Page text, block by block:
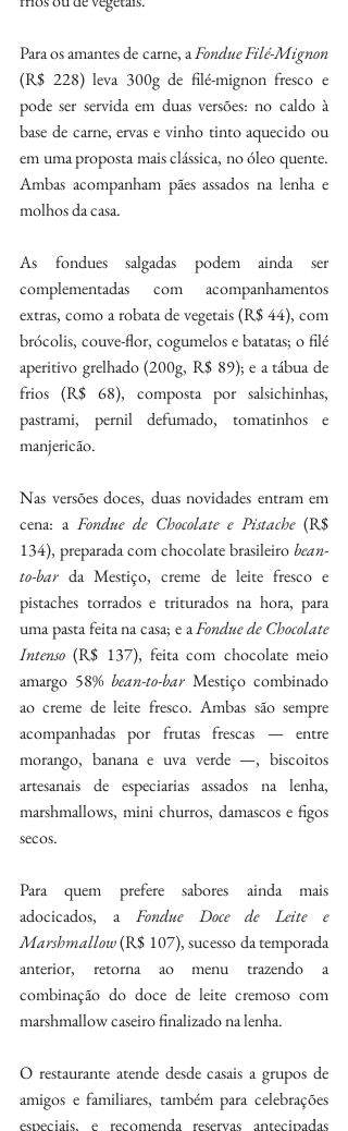
Para os amantes de carne, a Fondue Filé-Mignon
(R$ 228) leva 300g de filé-mignon fresco e
pode ser servida em duas versões: no caldo à
base de carne, ervas e vinho tinto aquecido ou
em uma proposta mais clássica, no óleo quente.
Ambas acompanham pães assados na lenha e
molhos da casa.
As fondues salgadas podem ainda ser
complementadas com acompanhamentos
extras, como a robata de vegetais (R$ 44), com
brócolis, couve-flor, cogumelos e batatas; o filé
aperitivo grelhado (200g, R$ 89); e a tábua de
frios (R$ 68), composta por salsichinhas,
pastrami, pernil defumado, tomatinhos e
manjericão.
Nas versões doces, duas novidades entram em
cena: a Fondue de Chocolate e Pistache (R$
134), preparada com chocolate brasileiro bean-
to-bar da Mestiço, creme de leite fresco e
pistaches torrados e triturados na hora, para
uma pasta feita na casa; e a Fondue de Chocolate
Intenso (R$ 137), feita com chocolate meio
amargo 58% bean-to-bar Mestiço combinado
ao creme de leite fresco. Ambas são sempre
acompanhadas por frutas frescas — entre
morango, banana e uva verde —, biscoitos
artesanais de especiarias assados na lenha,
marshmallows, mini churros, damascos e figos
secos.
Para quem prefere sabores ainda mais
adocicados, a Fondue Doce de Leite e
Marshmallow (R$ 107), sucesso da temporada
anterior, retorna ao menu trazendo a
combinação do doce de leite cremoso com
marshmallow caseiro finalizado na lenha.
O restaurante atende desde casais a grupos de
amigos e familiares, também para celebrações
especiais, e recomenda reservas antecipadas